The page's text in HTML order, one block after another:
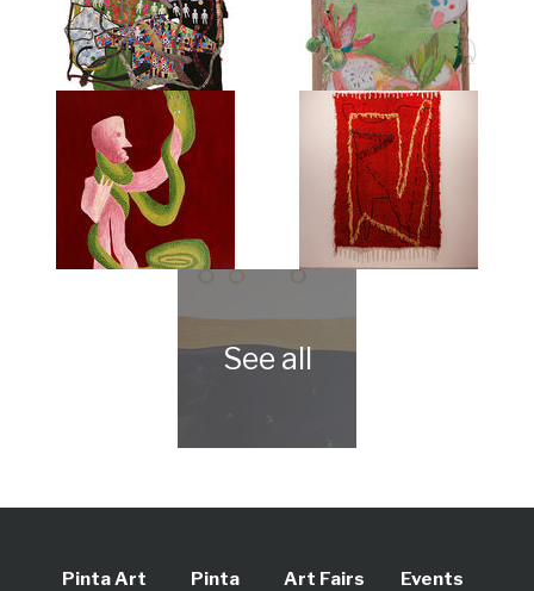
Pinta Art
Pinta
Art Fairs
Events